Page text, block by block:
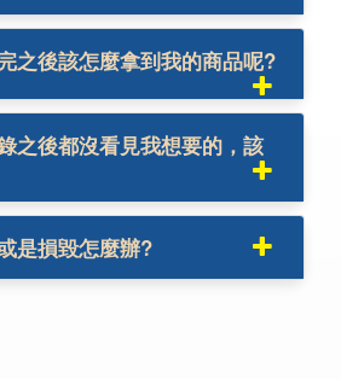
之後該怎麼拿到我的商品呢?
之後都沒看見我想要的，該
是損毀怎麼辦?